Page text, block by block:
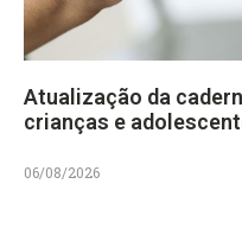
Atualização da
crianças e
06/08/2026